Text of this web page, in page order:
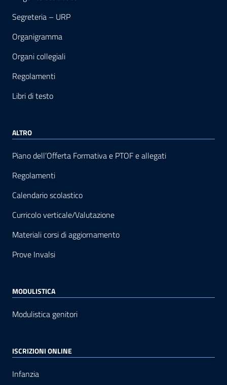
Segreteria – URP
Organigramma
Organi collegiali
Regolamenti
Libri di testo
ALTRO
Piano dell’Offerta Formativa e PTOF e allegati
Regolamenti
Calendario scolastico
Curricolo verticale/Valutazione
Materiali corsi di aggiornamento
Prove Invalsi
MODULISTICA
Modulistica genitori
ISCRIZIONI ONLINE
Infanzia